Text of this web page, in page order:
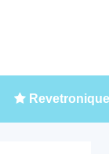
Revetronique